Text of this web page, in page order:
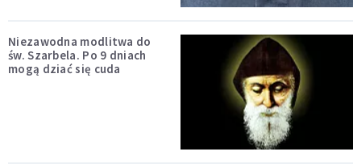
Niezawodna modlitwa do
św. Szarbela. Po 9 dniach
mogą dziać się cuda